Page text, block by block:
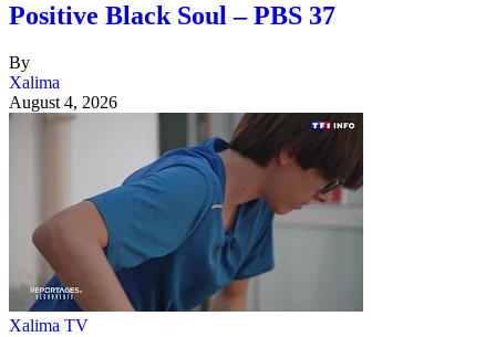
Positive Black Soul – PBS 37
By
Xalima
August 4, 2026
Xalima TV